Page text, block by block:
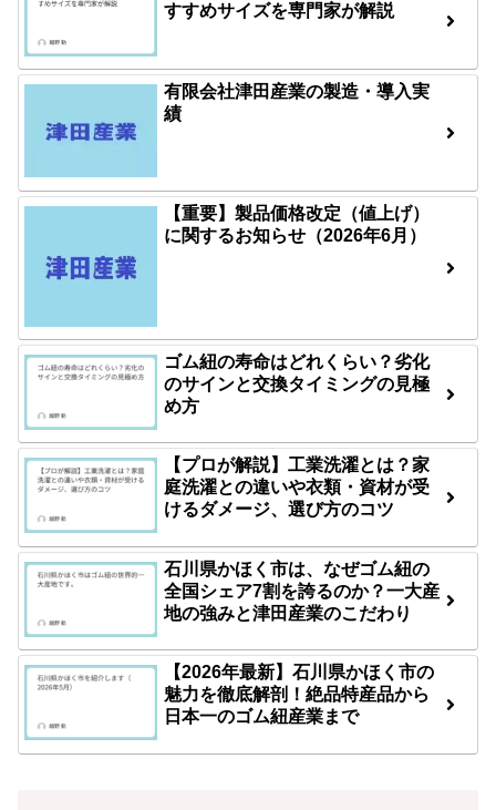
すすめサイズを専門家が解説
有限会社津田産業の製造・導入実
績
【重要】製品価格改定（値上げ）
に関するお知らせ（2026年6月）
ゴム紐の寿命はどれくらい？劣化
のサインと交換タイミングの見極
め方
【プロが解説】工業洗濯とは？家
庭洗濯との違いや衣類・資材が受
けるダメージ、選び方のコツ
石川県かほく市は、なぜゴム紐の
全国シェア7割を誇るのか？一大産
地の強みと津田産業のこだわり
【2026年最新】石川県かほく市の
魅力を徹底解剖！絶品特産品から
日本一のゴム紐産業まで